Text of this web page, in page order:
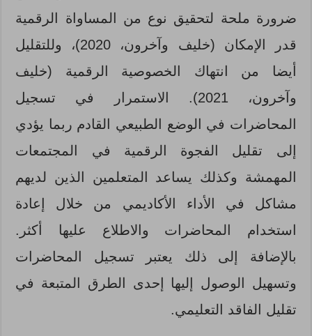
ضرورة ملحة لتحقيق نوع من المساواة الرقمية
قدر الإمكان (خليف وآخرون، 2020)، وللتقليل
أيضا من انتهاك الخصوصية الرقمية (خليف
وآخرون، 2021). الاستمرار في تسجيل
المحاضرات في الوضع الطبيعي القادم ربما يؤدي
إلى تقليل الفجوة الرقمية في المجتمعات
المهمشة وكذلك يساعد المتعلمين الذين لديهم
مشاكل في الأداء الأكاديمي من خلال إعادة
استخدام المحاضرات والاطلاع عليها أكثر.
بالإضافة إلى ذلك يعتبر تسجيل المحاضرات
وتسهيل الوصول إليها إحدى الطرق المتبعة في
تقليل الفاقد التعليمي.